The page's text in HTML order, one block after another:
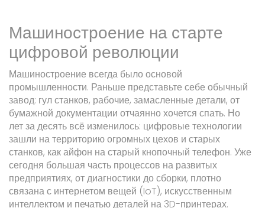
Машиностроение на старте
цифровой революции
Машиностроение всегда было основой
промышленности. Раньше представьте себе обычный
завод: гул станков, рабочие, замасленные детали, от
бумажной документации отчаянно хочется спать. Но
лет за десять всё изменилось: цифровые технологии
зашли на территорию огромных цехов и старых
станков, как айфон на старый кнопочный телефон. Уже
сегодня большая часть процессов на развитых
предприятиях, от диагностики до сборки, плотно
связана с интернетом вещей (IoT), искусственным
интеллектом и печатью деталей на 3D-принтерах.